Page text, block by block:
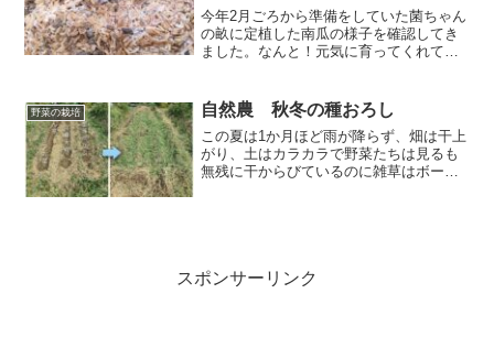
今年2月ごろから準備をしていた菌ちゃん
の畝に定植した南瓜の様子を確認してき
ました。なんと！元気に育ってくれてい
野菜の栽培 自然農 秋冬の種おろし
この夏は1か月ほど雨が降らず、畑は干上
がり、土はカラカラで野菜たちは見るも
無残に干からびているのに雑草はボーボ
スポンサーリンク